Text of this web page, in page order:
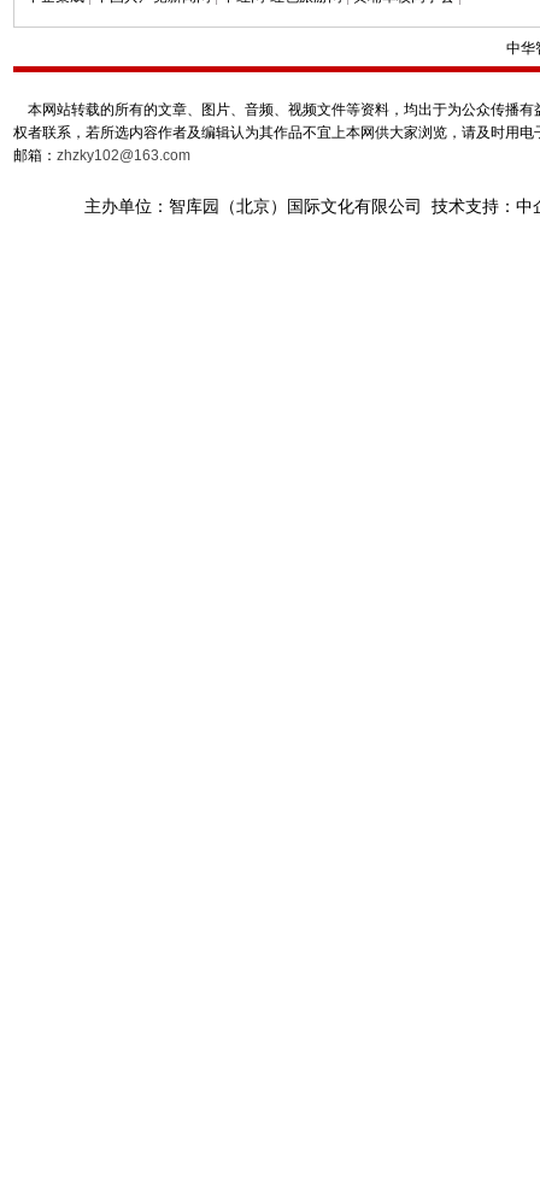
中华
本网站转载的所有的文章、图片、音频、视频文件等资料，均出于为公众传播
权者联系，若所选内容作者及编辑认为其作品不宜上本网供大家浏览，请及时用
邮箱： zhzky102@163.com
主办单位：智库园（北京）国际文化有限公司 技术支持：